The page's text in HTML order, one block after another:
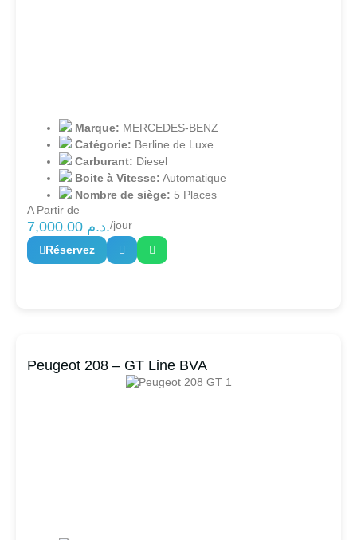
Marque: MERCEDES-BENZ
Catégorie: Berline de Luxe
Carburant: Diesel
Boite à Vitesse: Automatique
Nombre de siège: 5 Places
A Partir de
7,000.00 د.م./jour
Réservez
Peugeot 208 – GT Line BVA